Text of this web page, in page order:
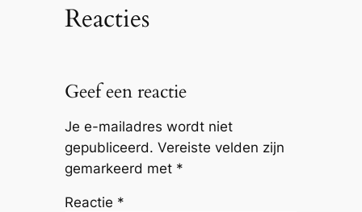
Reacties
Geef een reactie
Je e-mailadres wordt niet
gepubliceerd. Vereiste velden zijn
gemarkeerd met *
Reactie *